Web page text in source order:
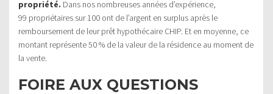
propriété. Dans nos nombreuses années d’expérience,
99 propriétaires sur 100 ont de l’argent en surplus après le
remboursement de leur prêt hypothécaire CHIP. Et en moyenne, ce
montant représente 50 % de la valeur de la résidence au moment de
la vente.
FOIRE AUX QUESTIONS